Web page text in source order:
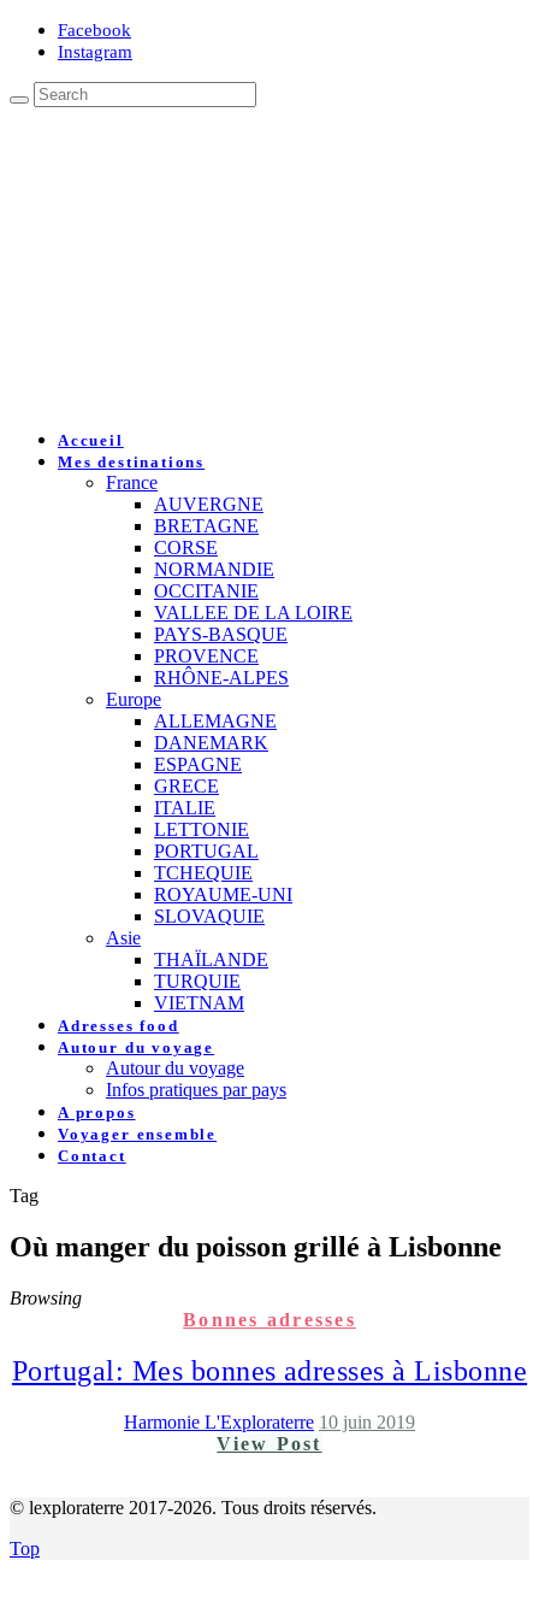
Facebook
Instagram
Accueil
Mes destinations
France
AUVERGNE
BRETAGNE
CORSE
NORMANDIE
OCCITANIE
VALLEE DE LA LOIRE
PAYS-BASQUE
PROVENCE
RHÔNE-ALPES
Europe
ALLEMAGNE
DANEMARK
ESPAGNE
GRECE
ITALIE
LETTONIE
PORTUGAL
TCHEQUIE
ROYAUME-UNI
SLOVAQUIE
Asie
THAÏLANDE
TURQUIE
VIETNAM
Adresses food
Autour du voyage
Autour du voyage
Infos pratiques par pays
A propos
Voyager ensemble
Contact
Tag
Où manger du poisson grillé à Lisbonne
Browsing
Bonnes adresses
Portugal: Mes bonnes adresses à Lisbonne
Harmonie L'Exploraterre 10 juin 2019
View Post
© lexploraterre 2017-2026. Tous droits réservés.
Top